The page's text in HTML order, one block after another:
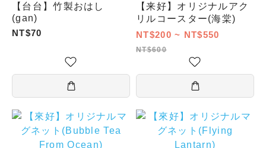
【台台】竹製おはし
(gan)
NT$70
【来好】オリジナルアク
リルコースター(海棠)
NT$200 ~ NT$550
NT$600